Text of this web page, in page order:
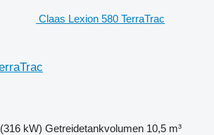
Claas Lexion 580 TerraTrac
kW) Getreidetankvolumen 10,5 m³